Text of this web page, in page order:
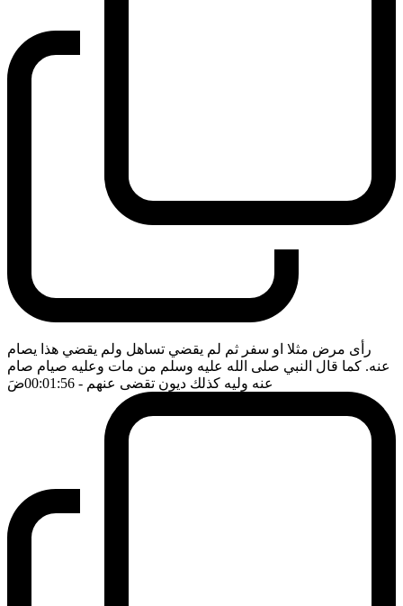
رأى مرض مثلا او سفر ثم لم يقضي تساهل ولم يقضي هذا يصام
عنه. كما قال النبي صلى الله عليه وسلم من مات وعليه صيام صام
عنه وليه كذلك ديون تقضى عنهم - 00:01:56 ضَ